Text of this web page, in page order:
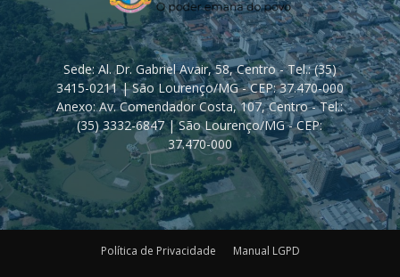
Sede: Al. Dr. Gabriel Avair, 58, Centro - Tel.: (35)
3415-0211 | São Lourenço/MG - CEP: 37.470-000
Anexo: Av. Comendador Costa, 107, Centro - Tel.:
(35) 3332-6847 | São Lourenço/MG - CEP:
37.470-000
Política de Privacidade Manual LGPD